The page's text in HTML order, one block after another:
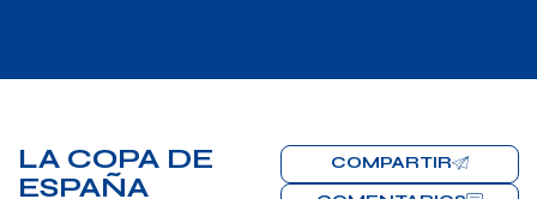
LA COPA DE
ESPAÑA
COMPARTIR